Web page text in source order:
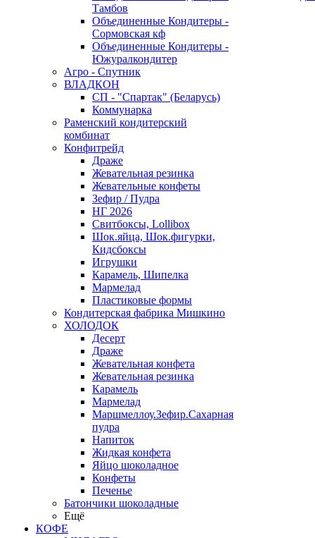
Тамбов
Объединенные Кондитеры -
Сормовская кф
Объединенные Кондитеры -
Южуралкондитер
Агро - Спутник
ВЛАДКОН
СП - "Спартак" (Беларусь)
Коммунарка
Раменский кондитерский
комбинат
Конфитрейд
Драже
Жевательная резинка
Жевательные конфеты
Зефир / Пудра
НГ 2026
Свитбоксы, Lollibox
Шок.яйца, Шок.фигурки,
Кидсбоксы
Игрушки
Карамель, Шипелка
Мармелад
Пластиковые формы
Кондитерская фабрика Мишкино
ХОЛОДОК
Десерт
Драже
Жевательная конфета
Жевательная резинка
Карамель
Мармелад
Маршмеллоу.Зефир.Сахарная
пудра
Напиток
Жидкая конфета
Яйцо шоколадное
Конфеты
Печенье
Батончики шоколадные
Ещё
КОФЕ